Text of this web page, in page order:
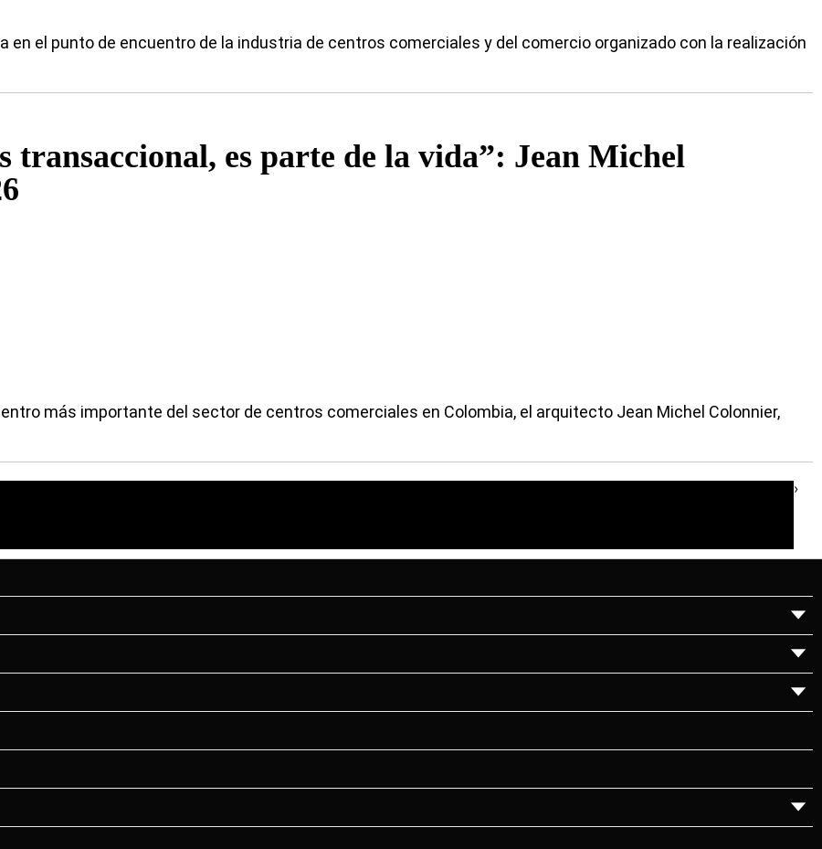
en el punto de encuentro de la industria de centros comerciales y del comercio organizado con la realización
transaccional, es parte de la vida”: Jean Michel
más importante del sector de centros comerciales en Colombia, el arquitecto Jean Michel Colonnier,
›
▼
▼
▼
▼